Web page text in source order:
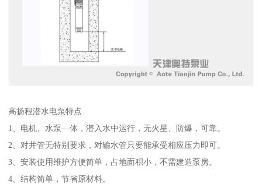
高扬程潜水电泵特点
1、电机、水泵—体，潜入水中运行，无火星、防爆，可靠。
2、对井管无特别要求，对输水管只要能承受相应压力即可。
3、安装使用维护方便简单，占地面积小，不需建造泵房。
4、结构简单，节省原材料。